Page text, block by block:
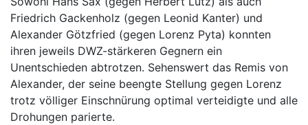
Friedrich Gackenholz (gegen Leonid Kanter) und
Alexander Götzfried (gegen Lorenz Pyta) konnten
ihren jeweils DWZ-stärkeren Gegnern ein
Unentschieden abtrotzen. Sehenswert das Remis von
Alexander, der seine beengte Stellung gegen Lorenz
trotz völliger Einschnürung optimal verteidigte und alle
Drohungen parierte.